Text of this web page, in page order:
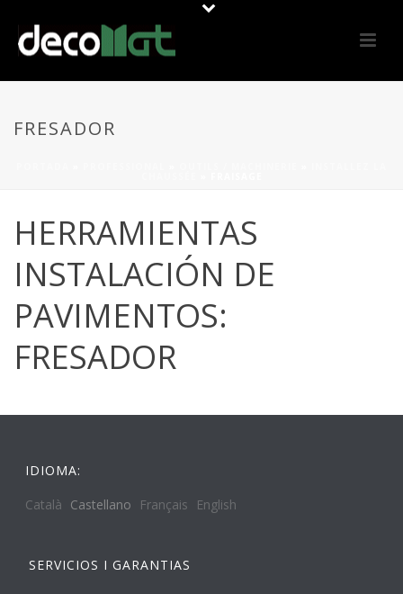
FRESADOR
HERRAMIENTAS
INSTALACIÓN DE
PAVIMENTOS:
FRESADOR
IDIOMA:
Català Castellano Français English
SERVICIOS I GARANTIAS